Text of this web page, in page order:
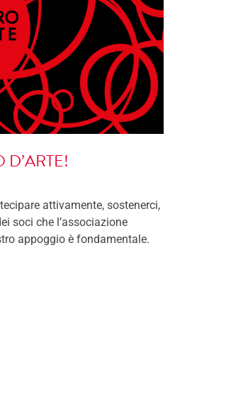
attivamente, sostenerci,
soci che l’associazione
appoggio è fondamentale.